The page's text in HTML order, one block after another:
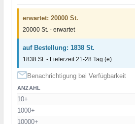
erwartet: 20000 St.
20000 St. - erwartet
auf Bestellung: 1838 St.
1838 St. - Lieferzeit 21-28 Tag (e)
Benachrichtigung bei Verfügbarkeit
ANZAHL
10+
1000+
10000+